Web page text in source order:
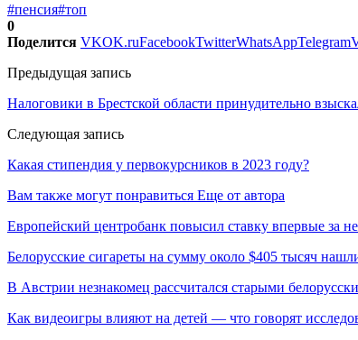
#пенсия#топ
0
Поделится VKOK.ruFacebookTwitterWhatsAppTelegram
Предыдущая запись
Налоговики в Брестской области принудительно
Следующая запись
Какая стипендия у первокурсников в 2023 году?
Вам также могут понравиться Еще от автора
Европейский центробанк повысил ставку впервые за
Белорусские сигареты на сумму около $405 тысяч
В Австрии незнакомец рассчитался старыми
Как видеоигры влияют на детей — что говорят